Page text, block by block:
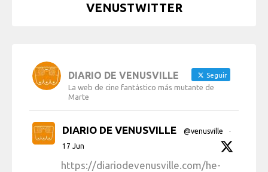
VENUSTWITTER
DIARIO DE VENUSVILLE Seguir
La web de cine fantástico más mutante de
Marte
DIARIO DE VENUSVILLE @venusville
·
17 Jun
https://diariodevenusville.com/he-